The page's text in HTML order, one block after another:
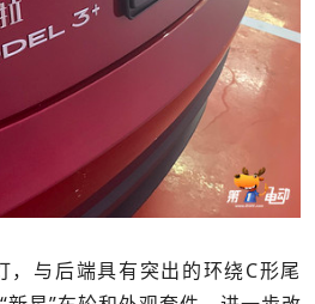
，与后端具有突出的环绕C形尾